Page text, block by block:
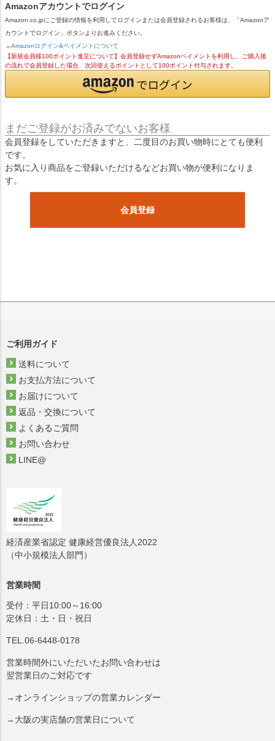
Amazonアカウントでログイン
Amazon.co.jpにご登録の情報を利用してログインまたは会員登録されるお客様は、「Amazonア
カウントでログイン」ボタンよりお進みください。
→Amazonログイン&ペイメントについて
【新規会員様100ポイント進呈について】会員登録せずAmazonペイメントを利用し、ご購入後
の流れで会員登録した場合、次回使えるポイントとして100ポイント付与されます。
まだご登録がお済みでないお客様
会員登録をしていただきますと、二度目のお買い物時にとても便利
です。
お気に入り商品をご登録いただけるなどお買い物が便利になりま
す。
会員登録
ご利用ガイド
送料について
お支払方法について
お届けについて
返品・交換について
よくあるご質問
お問い合わせ
LINE@
経済産業省認定 健康経営優良法人2022
（中小規模法人部門）
営業時間
受付：平日10:00～16:00
定休日：土・日・祝日
TEL.06-6448-0178
営業時間外にいただいたお問い合わせは
翌営業日のご対応です
→オンラインショップの営業カレンダー
→大阪の実店舗の営業日について